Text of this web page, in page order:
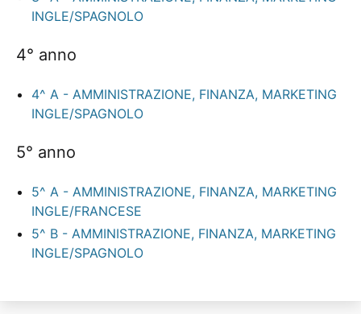
INGLE/SPAGNOLO
4° anno
4^ A - AMMINISTRAZIONE, FINANZA, MARKETING
INGLE/SPAGNOLO
5° anno
5^ A - AMMINISTRAZIONE, FINANZA, MARKETING
INGLE/FRANCESE
5^ B - AMMINISTRAZIONE, FINANZA, MARKETING
INGLE/SPAGNOLO